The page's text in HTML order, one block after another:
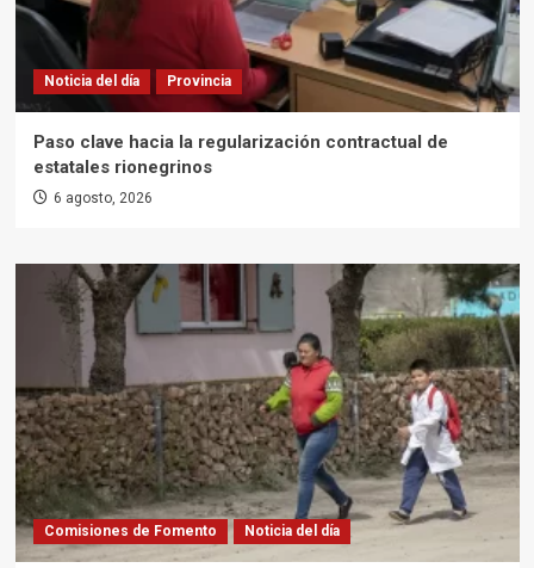
Noticia del día Provincia
Paso clave hacia la regularización contractual de
estatales rionegrinos
6 agosto, 2026
Comisiones de Fomento Noticia del día